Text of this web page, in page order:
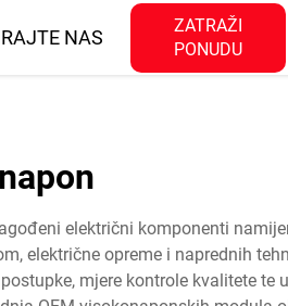
NAS
ZATRAŽI
PONUDU
električni komponenti
električne opreme i naprednih
mjere kontrole kvalitete te